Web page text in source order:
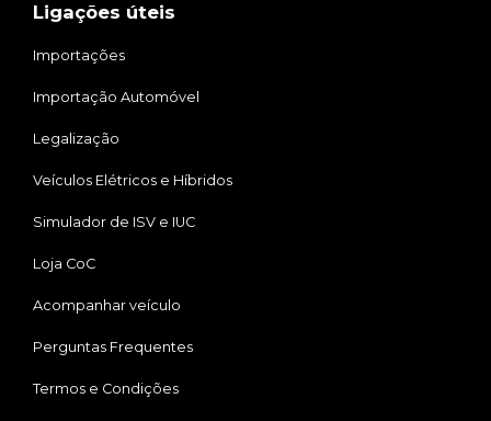
Ligações úteis
Importações
Importação Automóvel
Legalização
Veículos Elétricos e Híbridos
Simulador de ISV e IUC
Loja CoC
Acompanhar veículo
Perguntas Frequentes
Termos e Condições